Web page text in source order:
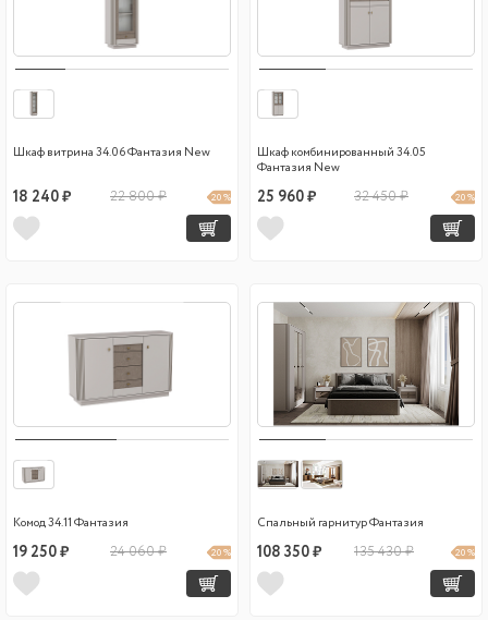
Шкаф витрина 34.06 Фантазия New
18 240 ₽ 22 800 ₽ 20 %
Шкаф комбинированный 34.05
Фантазия New
25 960 ₽ 32 450 ₽ 20 %
Комод 34.11 Фантазия
19 250 ₽ 24 060 ₽ 20 %
Спальный гарнитур Фантазия
108 350 ₽ 135 430 ₽ 20 %